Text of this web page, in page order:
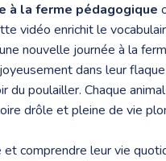
à la ferme pédagogique
vidéo enrichit le
nouvelle journée à la
dans leur
du poulailler. Chaque
drôle et pleine de vie
et comprendre leur vie